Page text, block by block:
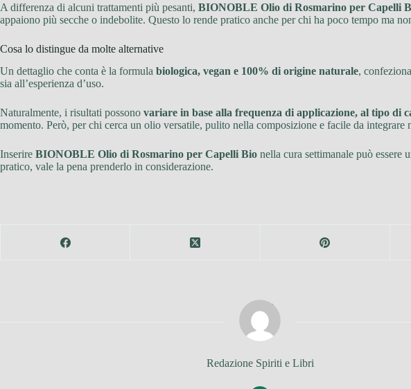
A differenza di alcuni trattamenti più pesanti, BIONOBLE Olio di Rosmarino per Capelli
appaiono più secche o indebolite. Questo lo rende pratico anche per chi ha poco tempo ma
Cosa lo distingue da molte alternative
Un dettaglio che conta è la formula biologica, vegan e 100% di origine naturale,
sia all’esperienza d’uso.
Naturalmente, i risultati possono variare in base alla frequenza di applicazione, al tipo di
momento. Però, per chi cerca un olio versatile, pulito nella composizione e facile da integrare
Inserire BIONOBLE Olio di Rosmarino per Capelli Bio nella cura settimanale può essere
pratico, vale la pena prenderlo in considerazione.
Redazione Spiriti e Libri